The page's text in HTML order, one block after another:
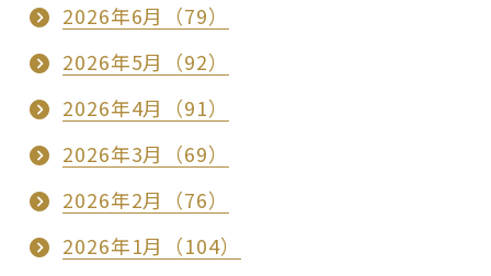
2026年6月（79）
2026年5月（92）
2026年4月（91）
2026年3月（69）
2026年2月（76）
2026年1月（104）